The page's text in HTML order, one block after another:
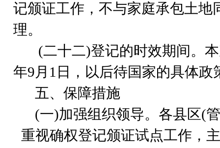
记颁证工作，不与家庭承包土
理。
(二十二)登记的时效期间。
年9月1日，以后待国家的具体政
五、保障措施
(一)加强组织领导。各县区(
重视确权登记颁证试点工作，